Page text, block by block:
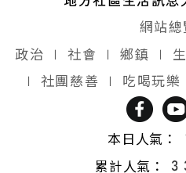
網站總
政治 ∣ 社會 ∣ 鄉鎮 ∣
∣ 社團慈善 ∣ 吃喝玩樂
本日人氣：
累計人氣：